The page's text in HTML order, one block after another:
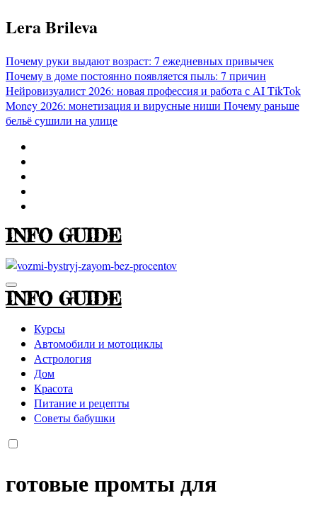
Перейти
к
Lera Brileva
Почему руки выдают возраст: 7 ежедневных привычек
Почему в доме постоянно появляется пыль: 7 причин
Нейровизуалист 2026: новая профессия и работа с AITikTok
Money 2026: монетизация и вирусные ниши Почему раньше
бельё сушили на улице
INFO GUIDE
INFO GUIDE
Курсы
Автомобили и мотоциклы
Астрология
Дом
Красота
Питание и рецепты
Советы бабушки
готовые промты для